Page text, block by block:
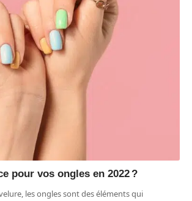
pour vos ongles en 2022 ?
les ongles sont des éléments qui